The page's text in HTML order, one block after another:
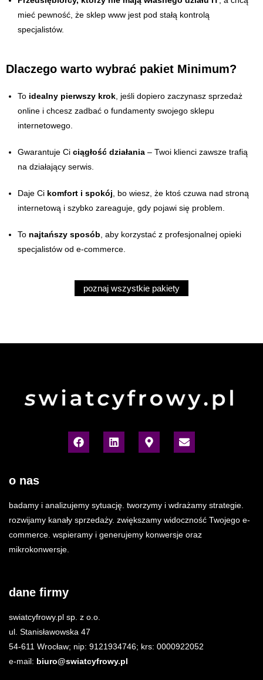
mieć pewność, że sklep www jest pod stałą kontrolą
specjalistów.
Dlaczego warto wybrać pakiet Minimum?
To idealny pierwszy krok , jeśli dopiero zaczynasz sprzedaż
online i chcesz zadbać o fundamenty swojego sklepu
internetowego.
Gwarantuje Ci ciągłość działania – Twoi klienci zawsze trafią
na działający serwis.
Daje Ci komfort i spokój , bo wiesz, że ktoś czuwa nad stroną
internetową i szybko zareaguje, gdy pojawi się problem.
To najtańszy sposób , aby korzystać z profesjonalnej opieki
specjalistów od e-commerce.
poznaj wszystkie pakiety
o nas
badamy i analizujemy sytuację. tworzymy i wdrażamy strategie.
rozwijamy kanały sprzedaży. zwiększamy widoczność Twojego e-
commerce. wspieramy i generujemy konwersje oraz
mikrokonwersje.
dane firmy
swiatcyfrowy.pl sp. z o.o.
ul. Stanisławowska 47
54-611 Wrocław; nip: 9121934746; krs: 0000922052
e-mail: biuro@swiatcyfrowy.pl